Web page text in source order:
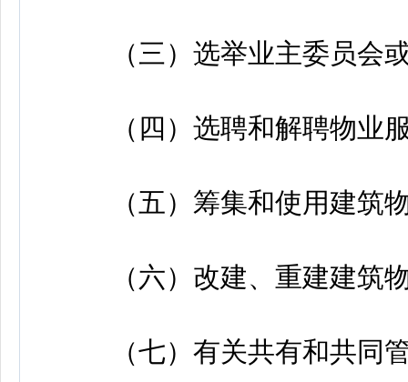
（三）选举业主委员会或
（四）选聘和解聘物业服
（五）筹集和使用建筑物
（六）改建、重建建筑物
（七）有关共有和共同管